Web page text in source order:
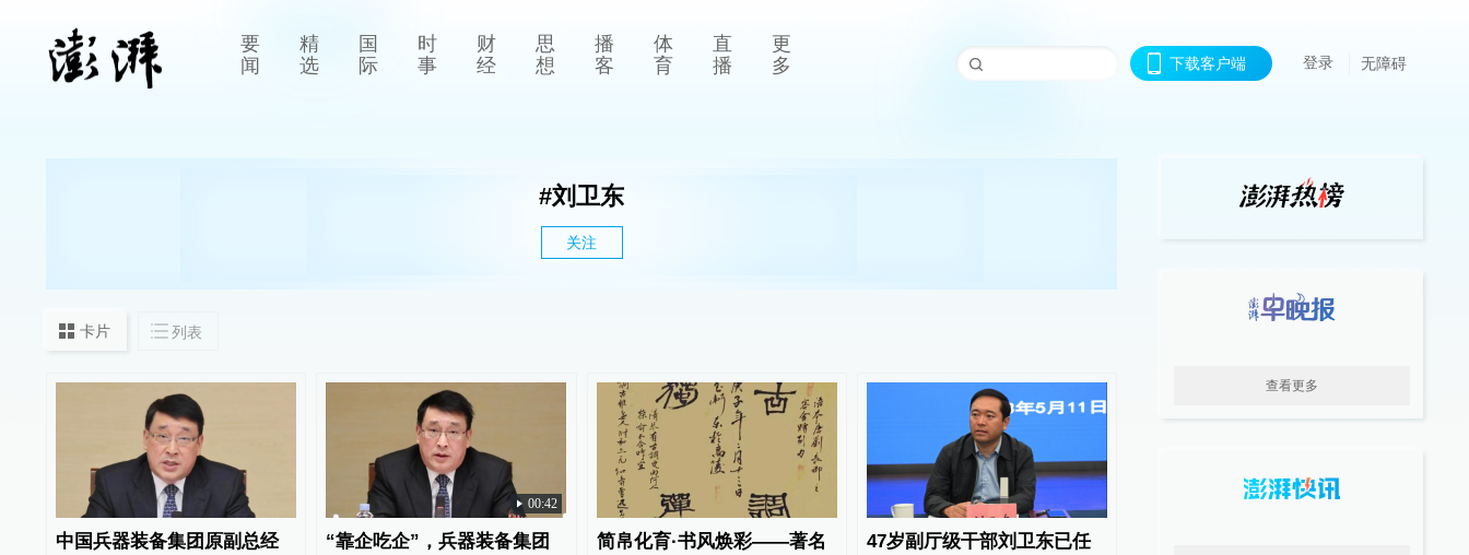
要
闻
精
选
国
际
时
事
财
经
思
想
播
客
体
育
直
播
更
多
下载客户端 登录 无障碍
#刘卫东
关注
卡片 列表
中国兵器装备集团原副总经
00:42
“靠企吃企”，兵器装备集团
简帛化育·书风焕彩——著名
47岁副厅级干部刘卫东已任
查看更多